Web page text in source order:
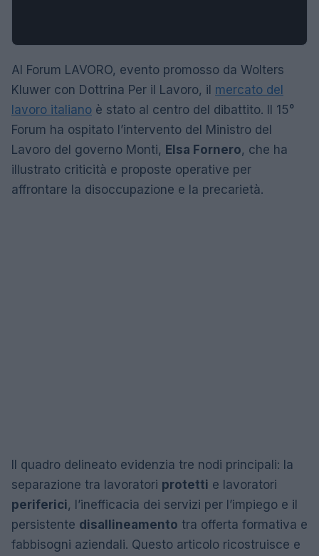
Al Forum LAVORO, evento promosso da Wolters
Kluwer con Dottrina Per il Lavoro, il mercato del
lavoro italiano è stato al centro del dibattito. Il 15°
Forum ha ospitato l’intervento del Ministro del
Lavoro del governo Monti, Elsa Fornero, che ha
illustrato criticità e proposte operative per
affrontare la disoccupazione e la precarietà.
Il quadro delineato evidenzia tre nodi principali: la
separazione tra lavoratori protetti e lavoratori
periferici, l’inefficacia dei servizi per l’impiego e il
persistente disallineamento tra offerta formativa e
fabbisogni aziendali. Questo articolo ricostruisce e